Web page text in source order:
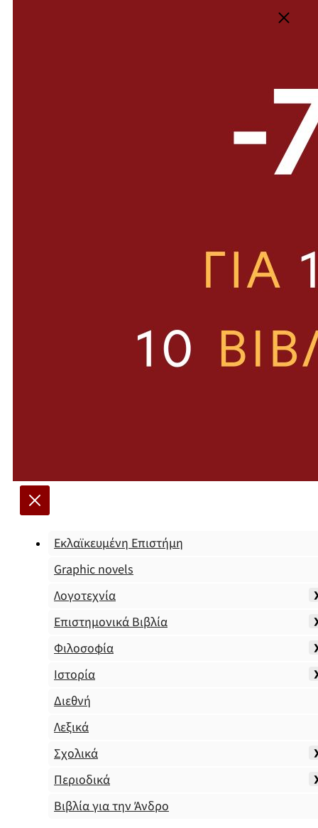
Εκλαϊκευμένη Επιστήμη
Graphic novels
Λογοτεχνία
Επιστημονικά Βιβλία
Φιλοσοφία
Ιστορία
Διεθνή
Λεξικά
Σχολικά
Περιοδικά
Βιβλία για την Άνδρο